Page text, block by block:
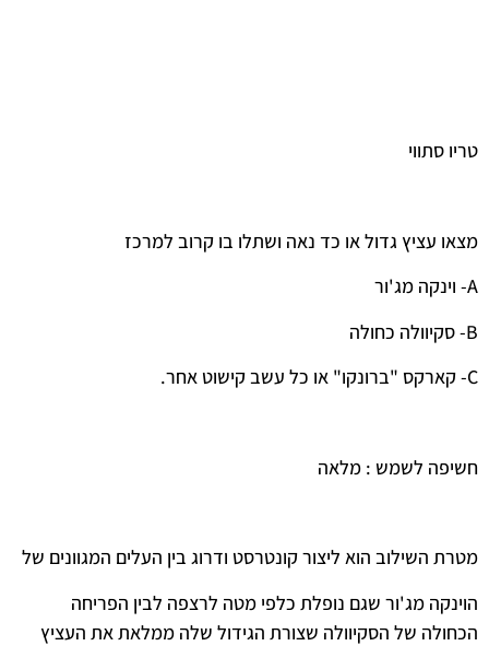
טריו סתווי
מצאו עציץ גדול או כד נאה ושתלו בו קרוב למרכז
A- וינקה מג'ור
B- סקיוולה כחולה
C- קארקס "ברונקו" או כל עשב קישוט אחר.
חשיפה לשמש : מלאה
מטרת השילוב הוא ליצור קונטרסט ודרוג בין העלים המגוונים של
הוינקה מג'ור שגם נופלת כלפי מטה לרצפה לבין הפריחה
הכחולה של הסקיוולה שצורת הגידול שלה ממלאת את העציץ